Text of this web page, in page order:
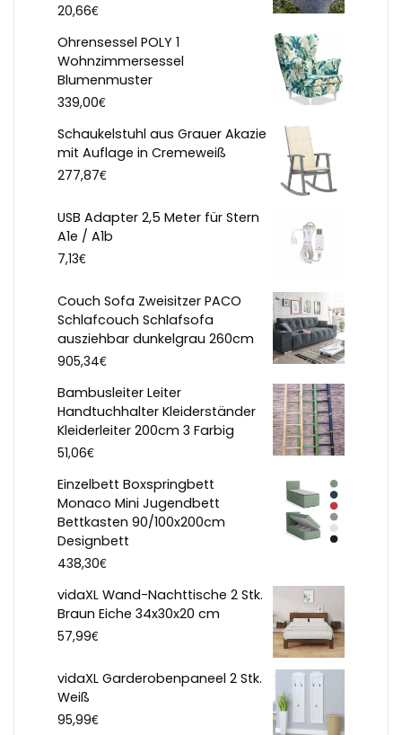
20,66€
Ohrensessel POLY 1
Wohnzimmersessel
Blumenmuster
339,00€
Schaukelstuhl aus Grauer Akazie
mit Auflage in Cremeweiß
277,87€
USB Adapter 2,5 Meter für Stern
A1e / A1b
7,13€
Couch Sofa Zweisitzer PACO
Schlafcouch Schlafsofa
ausziehbar dunkelgrau 260cm
905,34€
Bambusleiter Leiter
Handtuchhalter Kleiderständer
Kleiderleiter 200cm 3 Farbig
51,06€
Einzelbett Boxspringbett
Monaco Mini Jugendbett
Bettkasten 90/100x200cm
Designbett
438,30€
vidaXL Wand-Nachttische 2 Stk.
Braun Eiche 34x30x20 cm
57,99€
vidaXL Garderobenpaneel 2 Stk.
Weiß
95,99€